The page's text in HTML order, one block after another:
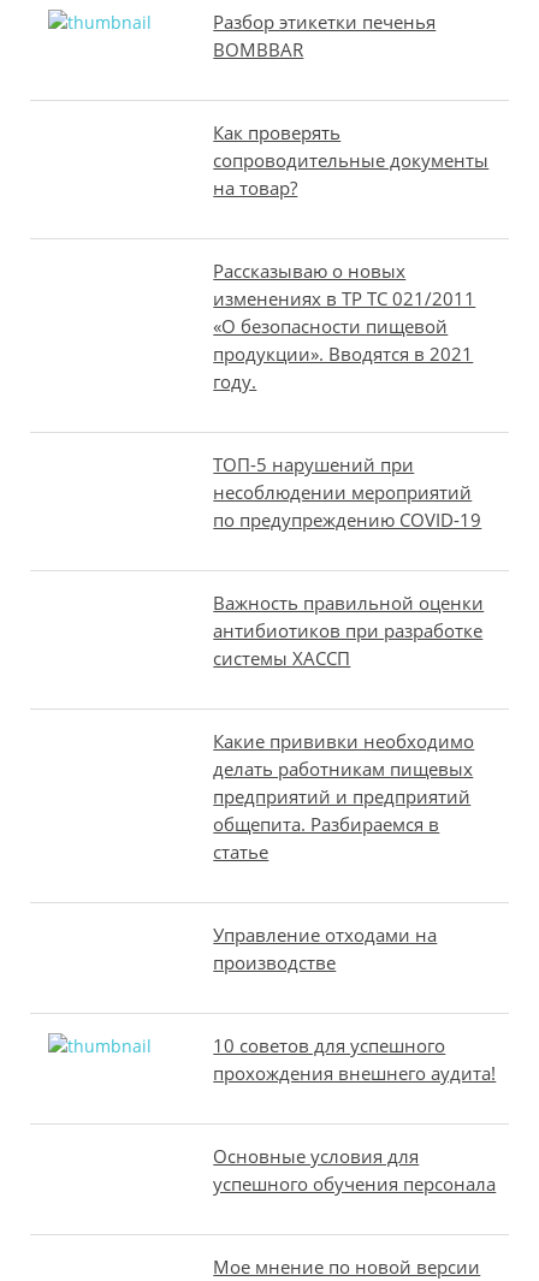
Разбор этикетки печенья
BOMBBAR
Как проверять
сопроводительные документы
на товар?
Рассказываю о новых
изменениях в ТР ТС 021/2011
«О безопасности пищевой
продукции». Вводятся в 2021
году.
ТОП-5 нарушений при
несоблюдении мероприятий
по предупреждению COVID-19
Важность правильной оценки
антибиотиков при разработке
системы ХАССП
Какие прививки необходимо
делать работникам пищевых
предприятий и предприятий
общепита. Разбираемся в
статье
Управление отходами на
производстве
10 советов для успешного
прохождения внешнего аудита!
Основные условия для
успешного обучения персонала
Мое мнение по новой версии